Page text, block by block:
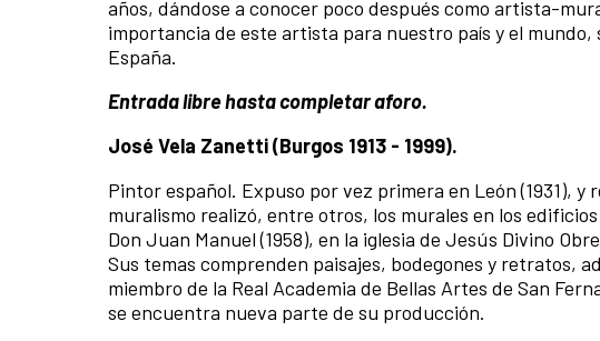
años, dándose a conocer poco después como artista-
importancia de este artista para nuestro país y el
España.
Entrada libre hasta completar aforo.
José Vela Zanetti (Burgos 1913 - 1999).
Pintor español. Expuso por vez primera en León (1931), y
muralismo realizó, entre otros, los murales en los
Don Juan Manuel (1958), en la iglesia de Jesús Divino
Sus temas comprenden paisajes, bodegones y retratos,
miembro de la Real Academia de Bellas Artes de San
se encuentra nueva parte de su producción.